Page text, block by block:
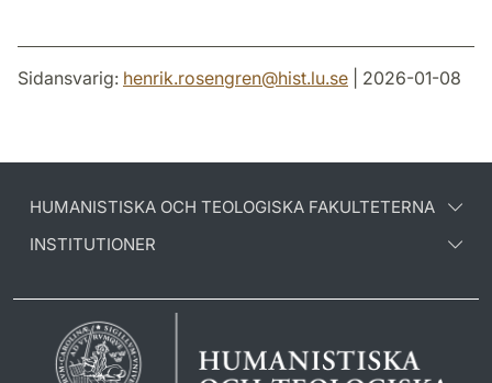
Sidansvarig: henrik.rosengren@hist.lu.se | 2026-01-08
HUMANISTISKA OCH TEOLOGISKA FAKULTETERNA
INSTITUTIONER